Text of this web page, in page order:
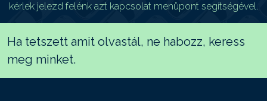
kérlek jelezd felénk azt kapcsolat menüpont segítségével.
Ha tetszett amit olvastál, ne habozz, keress
meg minket.